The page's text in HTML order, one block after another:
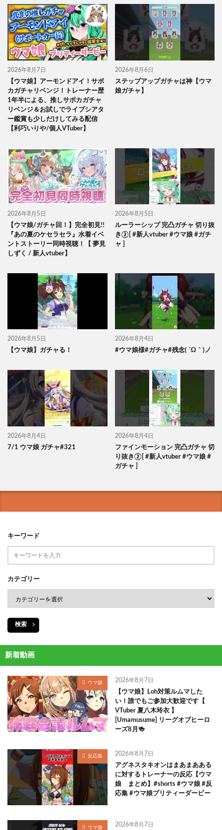
2026年8月7日
【ウマ娘】アーモンドアイ！サポ
カガチャリベンジ！トレーナー歴
1年半による、推しサポカガチャ
リベンジ＆お試しでライブシアタ
ー鑑賞も少しだけしてみる配信
【利巧いりや/個人VTuber】
2026年8月6日
ステップアップガチャは神【ウマ
娘ガチャ】
2026年8月5日
【ウマ娘/ガチャ回！】完全初見!!
『あの夏のケセラセラ』水着イベ
ントストーリー同時視聴！【 夢見
しずく / 新人vtuber】
2026年8月5日
ルーラーシップ 完凸ガチャ 切り抜
き②[ #新人vtuber #ウマ娘 #ガチ
ャ ]
2026年8月5日
【ウマ娘】ガチャる！
2026年8月4日
#ウマ娘様#ガチャ#残念( ´Ω｀)ノ
2026年8月4日
7/1 ウマ娘 ガチャ#321
2026年8月4日
ファインモーション 完凸ガチャ 切
り抜き②[ #新人vtuber #ウマ娘 #
ガチャ ]
キーワード
カテゴリー
検索
新着動画
ウマ娘 2026年8月7日
【ウマ娘】Loh対策ルムマした
い！誰でもご参加大歓迎です【
VTuber 夏八木玲衣 】
[Umamusume] リーグオブヒーロ
ーズ8月🍻
反応集 2026年8月7日
アグネスタキオンはまあまあある
に対するトレーナーの反応【ウマ
娘 まとめ】#shorts #ウマ娘 #反
応集 #ウマ娘プリティーダービー
ウマ娘 2026年8月7日